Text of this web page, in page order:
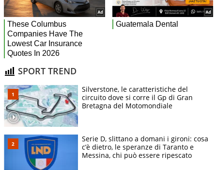
SPORT TREND
Silverstone, le caratteristiche del
circuito dove si corre il Gp di Gran
Bretagna del Motomondiale
Serie D, slittano a domani i gironi: cosa
c’è dietro, le speranze di Taranto e
Messina, chi può essere ripescato